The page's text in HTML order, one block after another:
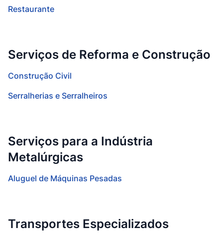
Restaurante
Serviços de Reforma e Construção
Construção Civil
Serralherias e Serralheiros
Serviços para a Indústria
Metalúrgicas
Aluguel de Máquinas Pesadas
Transportes Especializados